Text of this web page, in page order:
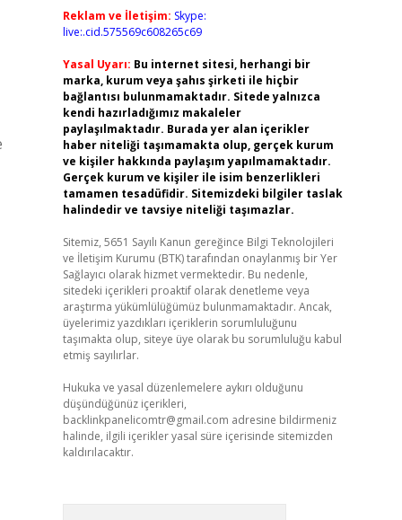
Reklam ve İletişim: Skype:
live:.cid.575569c608265c69
Yasal Uyarı: Bu internet sitesi, herhangi bir
marka, kurum veya şahıs şirketi ile hiçbir
bağlantısı bulunmamaktadır. Sitede yalnızca
kendi hazırladığımız makaleler
paylaşılmaktadır. Burada yer alan içerikler
haber niteliği taşımamakta olup, gerçek kurum
ve kişiler hakkında paylaşım yapılmamaktadır.
Gerçek kurum ve kişiler ile isim benzerlikleri
tamamen tesadüfidir. Sitemizdeki bilgiler taslak
halindedir ve tavsiye niteliği taşımazlar.
Sitemiz, 5651 Sayılı Kanun gereğince Bilgi Teknolojileri
ve İletişim Kurumu (BTK) tarafından onaylanmış bir Yer
Sağlayıcı olarak hizmet vermektedir. Bu nedenle,
sitedeki içerikleri proaktif olarak denetleme veya
araştırma yükümlülüğümüz bulunmamaktadır. Ancak,
üyelerimiz yazdıkları içeriklerin sorumluluğunu
taşımakta olup, siteye üye olarak bu sorumluluğu kabul
etmiş sayılırlar.
Hukuka ve yasal düzenlemelere aykırı olduğunu
düşündüğünüz içerikleri,
backlinkpanelicomtr@gmail.com adresine bildirmeniz
halinde, ilgili içerikler yasal süre içerisinde sitemizden
kaldırılacaktır.